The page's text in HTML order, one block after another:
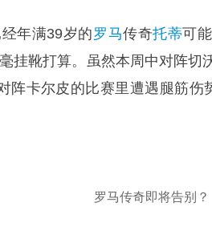
年满39岁的罗马传奇托蒂可
挂靴打算。虽然本周中对阵切
阵卡尔皮的比赛里遭遇腿筋伤
罗马传奇即将告别？